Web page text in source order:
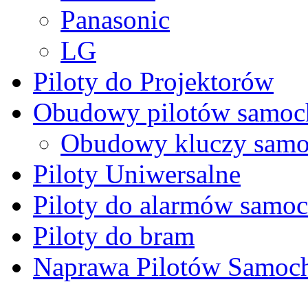
Panasonic
LG
Piloty do Projektorów
Obudowy pilotów
Obudowy kluczy
Piloty Uniwersalne
Piloty do alarmów
Piloty do bram
Naprawa Pilotów